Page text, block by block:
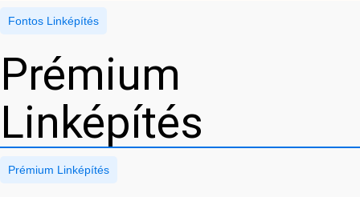
Fontos Linképítés
Prémium
Linképítés
Prémium Linképítés